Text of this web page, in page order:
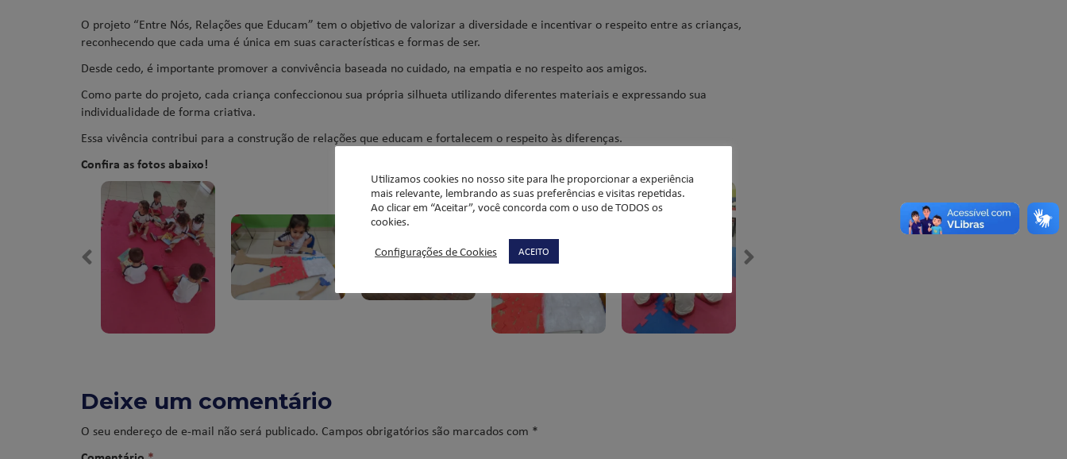
O projeto “Entre Nós, Relações que Educam” tem o objetivo de valorizar a diversidade e incentivar o respeito entre as crianças,
reconhecendo que cada uma é única em suas características e formas de ser.
Desde cedo, é importante promover a convivência baseada no cuidado, na empatia e no respeito aos amigos.
Como parte do projeto, cada criança confeccionou sua própria silhueta utilizando diferentes materiais e expressando sua
individualidade de forma criativa.
Essa vivência contribui para a construção de relações que educam e fortalecem o respeito às diferenças.
Confira as fotos abaixo!
Deixe um comentário
O seu endereço de e-mail não será publicado. Campos obrigatórios são marcados com *
Utilizamos cookies no nosso site para lhe proporcionar a experiência
mais relevante, lembrando as suas preferências e visitas repetidas.
Ao clicar em “Aceitar”, você concorda com o uso de TODOS os
cookies.
Configurações de Cookies
ACEITO